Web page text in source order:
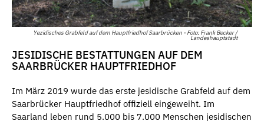
Yezidisches Grabfeld auf dem Hauptfriedhof Saarbrücken - Foto: Frank Becker /
Landeshauptstadt
JESIDISCHE BESTATTUNGEN AUF DEM
SAARBRÜCKER HAUPTFRIEDHOF
Im März 2019 wurde das erste jesidische Grabfeld auf dem
Saarbrücker Hauptfriedhof offiziell eingeweiht. Im
Saarland leben rund 5.000 bis 7.000 Menschen jesidischen